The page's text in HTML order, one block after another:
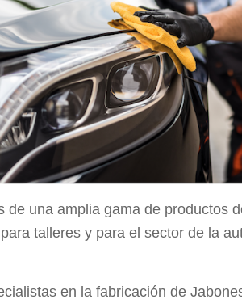
de una amplia gama de productos
talleres y para el sector de la
en la fabricación de